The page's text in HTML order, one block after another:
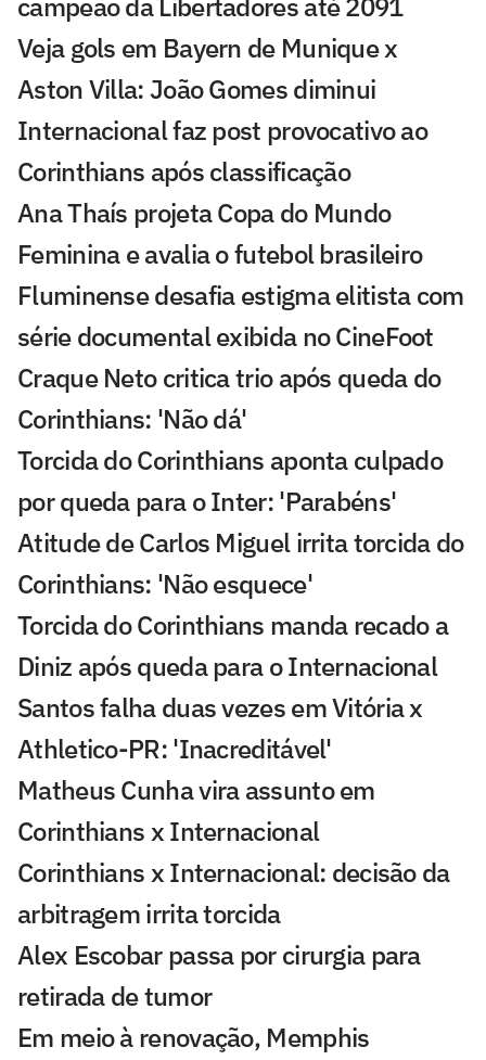
Veja gols em Bayern de Munique x
Aston Villa: João Gomes diminui
Internacional faz post provocativo ao
Corinthians após classificação
Ana Thaís projeta Copa do Mundo
Feminina e avalia o futebol brasileiro
Fluminense desafia estigma elitista com
série documental exibida no CineFoot
Craque Neto critica trio após queda do
Corinthians: 'Não dá'
Torcida do Corinthians aponta culpado
por queda para o Inter: 'Parabéns'
Atitude de Carlos Miguel irrita torcida do
Corinthians: 'Não esquece'
Torcida do Corinthians manda recado a
Diniz após queda para o Internacional
Santos falha duas vezes em Vitória x
Athletico-PR: 'Inacreditável'
Matheus Cunha vira assunto em
Corinthians x Internacional
Corinthians x Internacional: decisão da
arbitragem irrita torcida
Alex Escobar passa por cirurgia para
retirada de tumor
Em meio à renovação, Memphis